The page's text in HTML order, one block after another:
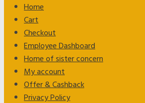
Home
Cart
Checkout
Employee Dashboard
Home of sister concern
My account
Offer & Cashback
Privacy Policy